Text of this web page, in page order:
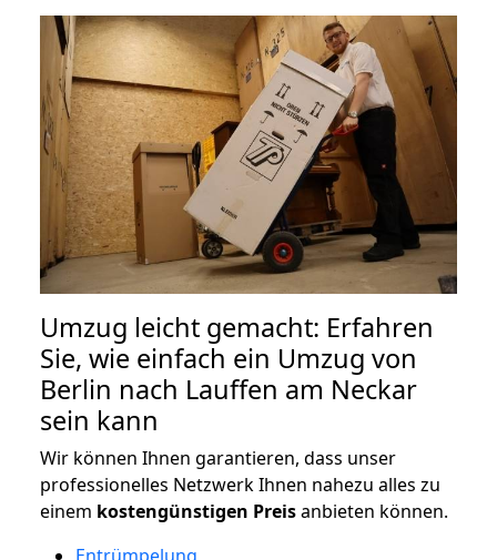
Umzug leicht gemacht: Erfahren
Sie, wie einfach ein Umzug von
Berlin nach Lauffen am Neckar
sein kann
Wir können Ihnen garantieren, dass unser
professionelles Netzwerk Ihnen nahezu alles zu
einem kostengünstigen Preisanbieten können.
Entrümpelung